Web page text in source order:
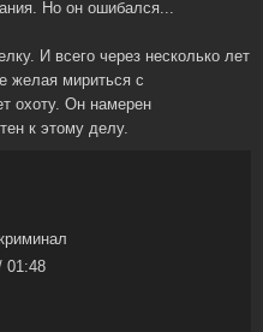
Но он ошибался...
И всего через несколько лет
желая мириться с
охоту. Он намерен
к этому делу.
01:48